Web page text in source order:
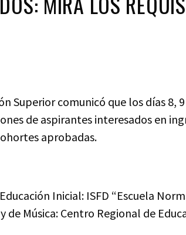
Superior comunicó que los días 8,
de aspirantes interesados en
aprobadas.
Inicial: ISFD “Escuela
de Música: Centro Regional de